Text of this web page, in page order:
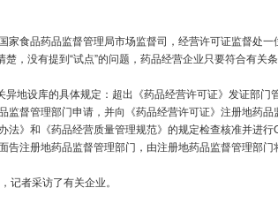
食品药品监督管理局市场监督司，经营许可证监督处一
，没有提到“试点”的问题，药品经营企业只要符合有关
设库的具体规定：超出《药品经营许可证》发证部门
监督管理部门申请，并向《药品经营许可证》注册地药品
法》和《药品经营质量管理规范》的规定检查核准并进
告注册地药品监督管理部门，由注册地药品监督管理部
者采访了有关企业。